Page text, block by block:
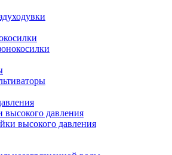
давления
высокого давления